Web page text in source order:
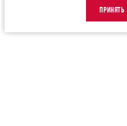
ПРИНЯТЬ